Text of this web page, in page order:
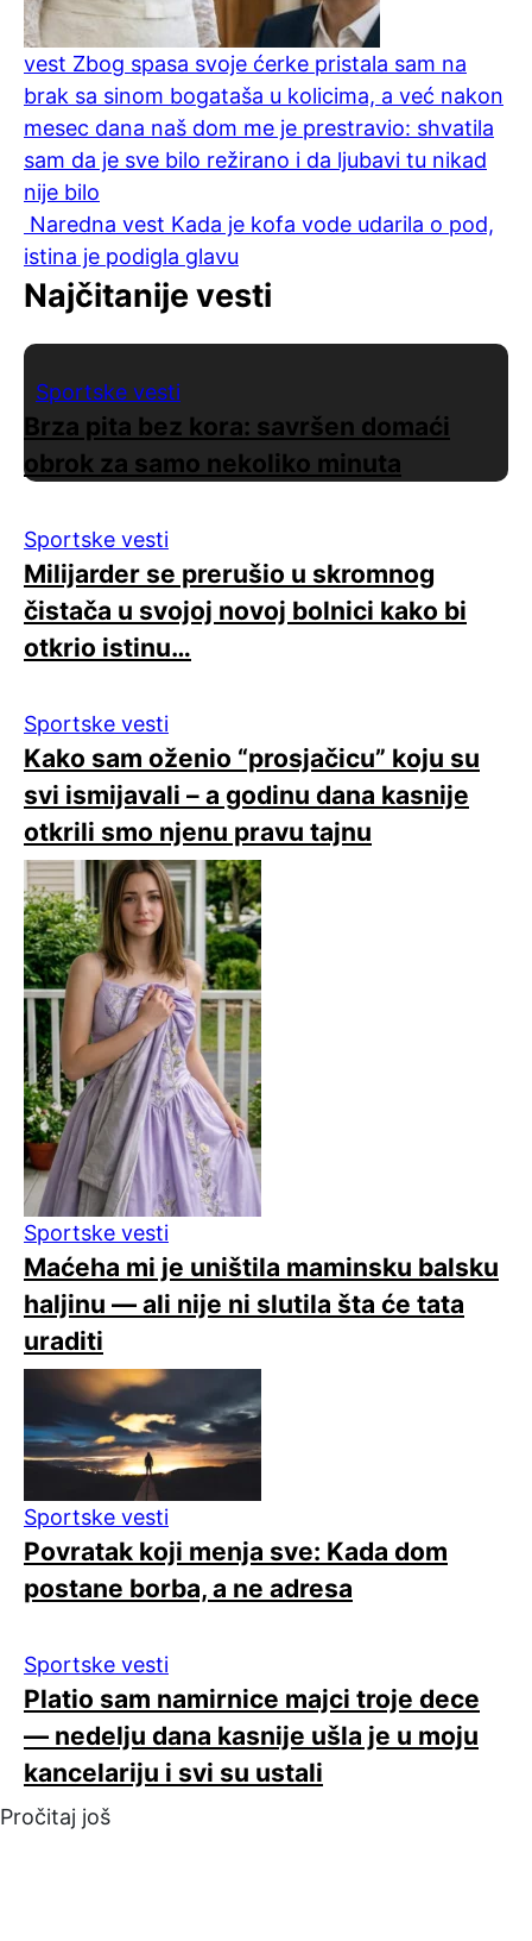
vest Zbog spasa svoje ćerke pristala sam na
brak sa sinom bogataša u kolicima, a već nakon
mesec dana naš dom me je prestravio: shvatila
sam da je sve bilo režirano i da ljubavi tu nikad
nije bilo
Naredna vest Kada je kofa vode udarila o pod,
istina je podigla glavu
Najčitanije vesti
Sportske vesti
Brza pita bez kora: savršen domaći
obrok za samo nekoliko minuta
Sportske vesti
Milijarder se prerušio u skromnog
čistača u svojoj novoj bolnici kako bi
otkrio istinu…
Sportske vesti
Kako sam oženio “prosjačicu” koju su
svi ismijavali – a godinu dana kasnije
otkrili smo njenu pravu tajnu
Sportske vesti
Maćeha mi je uništila maminsku balsku
haljinu — ali nije ni slutila šta će tata
uraditi
Sportske vesti
Povratak koji menja sve: Kada dom
postane borba, a ne adresa
Sportske vesti
Platio sam namirnice majci troje dece
— nedelju dana kasnije ušla je u moju
kancelariju i svi su ustali
Pročitaj još